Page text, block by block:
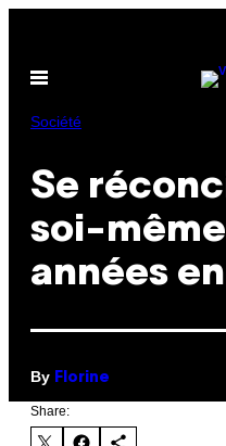
content
Open
Société
Se
soi-
années
By Florine
Share: